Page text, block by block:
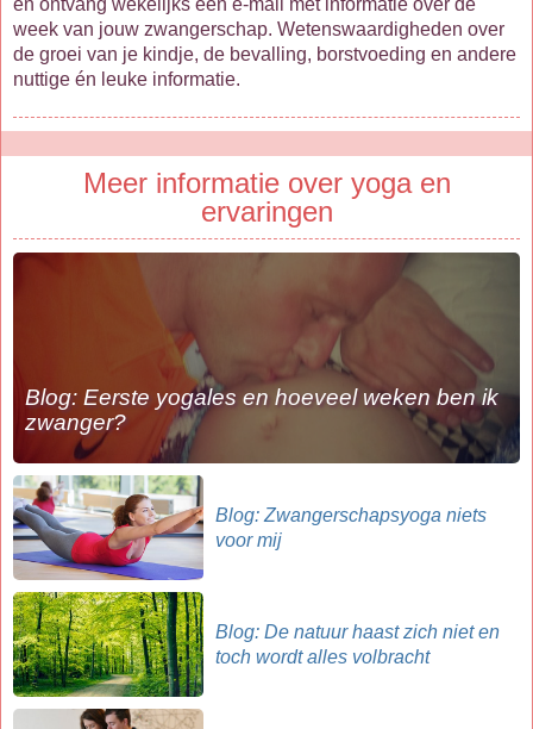
en ontvang wekelijks een e-mail met informatie over de
week van jouw zwangerschap. Wetenswaardigheden over
de groei van je kindje, de bevalling, borstvoeding en andere
nuttige én leuke informatie.
Meer informatie over yoga en
ervaringen
Blog: Eerste yogales en hoeveel weken ben ik
zwanger?
Blog: Zwangerschapsyoga niets
voor mij
Blog: De natuur haast zich niet en
toch wordt alles volbracht